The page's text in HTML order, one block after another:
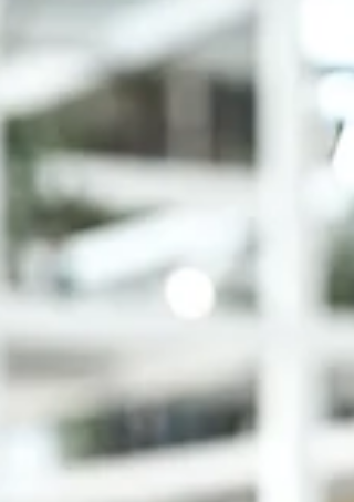
🎉Cómo Abrir un Negocio en Iztapalapa
CDMX 2026: Permisos, Costos y Tiempos
Reales 🎉 🏬Iztapalapa es la alcaldía más
poblada de la Ciudad de México con más
de 1.8 millones de habitantes. Eso
significa una cosa para los
emprendedores: mercado enorme,
demanda constante y oportunidades
reales para negocios de todos los giros.
ya tienes un local en Iztapalapa o estás a
punto de rentarlo, este artículo es para
permisos necesitas, cuánto c